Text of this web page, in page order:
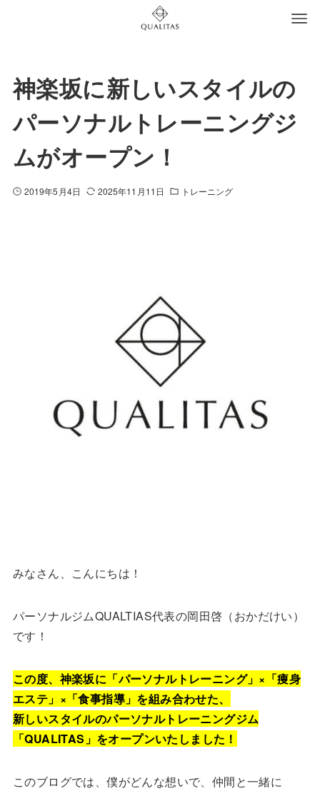
神楽坂に新しいスタイルの
パーソナルトレーニングジ
ムがオープン！
2019年5月4日 2025年11月11日 トレーニング
みなさん、こんにちは！
パーソナルジムQUALTIAS代表の岡田啓（おかだけい）
です！
この度、神楽坂に「パーソナルトレーニング」×「痩身
エステ」×「食事指導」を組み合わせた、
新しいスタイルのパーソナルトレーニングジム
「QUALITAS」をオープンいたしました！
このブログでは、僕がどんな想いで、仲間と一緒に